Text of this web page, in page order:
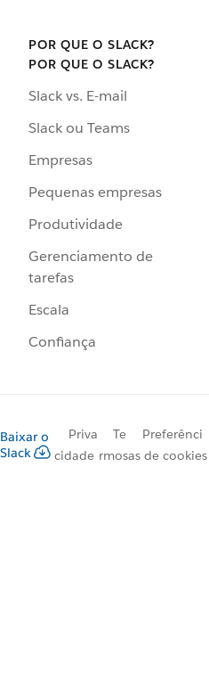
POR QUE O SLACK?
POR QUE O SLACK?
Slack vs. E-mail
Slack ou Teams
Empresas
Pequenas empresas
Produtividade
Gerenciamento de
tarefas
Escala
Confiança
Baixar o
Slack
Priva
cidade
Te
rmos
Preferênci
as de cookies